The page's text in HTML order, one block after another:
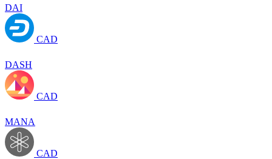
DAI
CAD
DASH
CAD
MANA
CAD